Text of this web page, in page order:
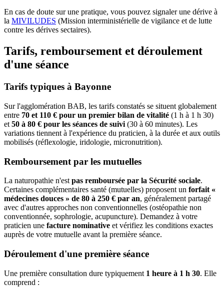
En cas de doute sur une pratique, vous pouvez signaler une dérive à
la MIVILUDES (Mission interministérielle de vigilance et de lutte
contre les dérives sectaires).
Tarifs, remboursement et déroulement
d'une séance
Tarifs typiques à Bayonne
Sur l'agglomération BAB, les tarifs constatés se situent globalement
entre 70 et 110 € pour un premier bilan de vitalité (1 h à 1 h 30)
et 50 à 80 € pour les séances de suivi (30 à 60 minutes). Les
variations tiennent à l'expérience du praticien, à la durée et aux outils
mobilisés (réflexologie, iridologie, micronutrition).
Remboursement par les mutuelles
La naturopathie n'est pas remboursée par la Sécurité sociale.
Certaines complémentaires santé (mutuelles) proposent un forfait «
médecines douces » de 80 à 250 € par an, généralement partagé
avec d'autres approches non conventionnelles (ostéopathie non
conventionnée, sophrologie, acupuncture). Demandez à votre
praticien une facture nominative et vérifiez les conditions exactes
auprès de votre mutuelle avant la première séance.
Déroulement d'une première séance
Une première consultation dure typiquement 1 heure à 1 h 30. Elle
comprend :